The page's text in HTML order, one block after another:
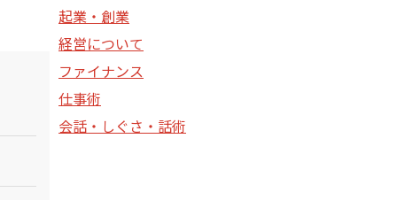
起業・創業
経営について
ファイナンス
仕事術
会話・しぐさ・話術